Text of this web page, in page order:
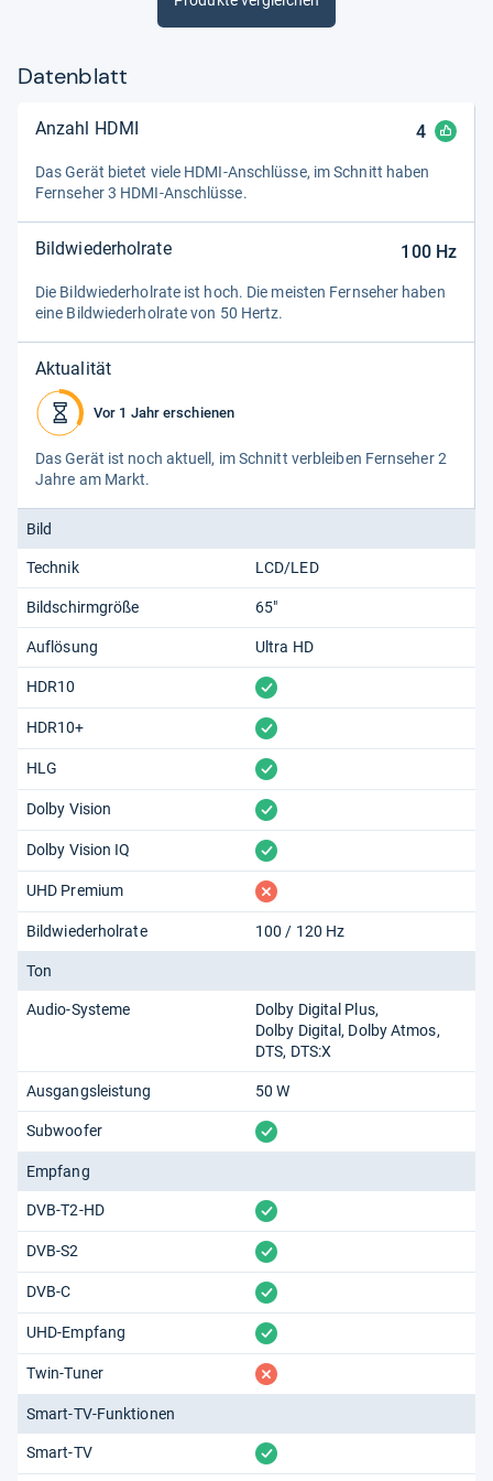
Datenblatt
Anzahl HDMI 4
Das Gerät bie­tet viele HDMI-​Anschlüsse, im Schnitt haben
Fern­se­her 3 HDMI-​Anschlüsse.
Bildwiederholrate 100Hz
Die Bild­wie­der­hol­rate ist hoch. Die meis­ten Fern­se­her haben
eine Bild­wie­der­hol­rate von 50 Hertz.
Aktualität
Vor 1 Jahr erschienen
Das Gerät ist noch aktu­ell, im Schnitt ver­blei­ben Fern­se­her 2
Jahre am Markt.
Bild
Technik LCD/LED
Bildschirmgröße 65"
Auflösung Ultra HD
HDR10 vorhanden
HDR10+ vorhanden
HLG vorhanden
Dolby Vision vorhanden
Dolby Vision IQ vorhanden
UHD Premium fehlt
Bildwiederholrate 100 / 120 Hz
Ton
Audio-Systeme
Dolby Digital Plus
Dolby Digital
Dolby Atmos
DTS DTS:X
Ausgangsleistung 50 W
Subwoofer vorhanden
Empfang
DVB-T2-HD vorhanden
DVB-S2 vorhanden
DVB-C vorhanden
UHD-Empfang vorhanden
Twin-Tuner fehlt
Smart-TV-Funktionen
Smart-TV vorhanden